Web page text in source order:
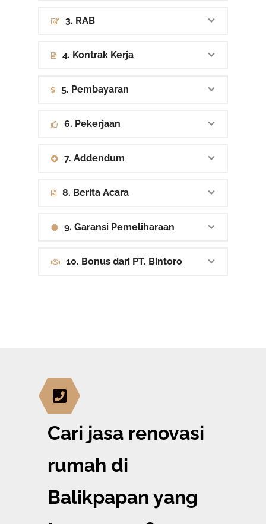
3. RAB
4. Kontrak Kerja
5. Pembayaran
6. Pekerjaan
7. Addendum
8. Berita Acara
9. Garansi Pemeliharaan
10. Bonus dari PT. Bintoro
Cari jasa renovasi
rumah di
Balikpapan yang